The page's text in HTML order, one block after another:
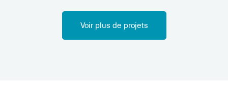
Voir plus de projets